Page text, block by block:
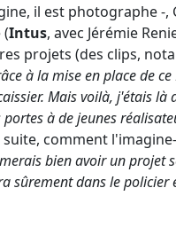
il est photographe -
Intus, avec Jérémie
projets (des clips,
à la mise en place de
Mais voilà, j'étais
à de jeunes
comment
bien avoir un projet
sûrement dans le